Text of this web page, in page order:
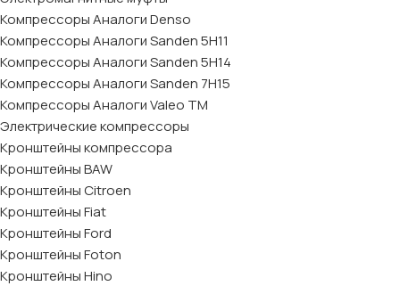
Компрессоры Аналоги Denso
Компрессоры Аналоги Sanden 5H11
Компрессоры Аналоги Sanden 5H14
Компрессоры Аналоги Sanden 7H15
Компрессоры Аналоги Valeo ТМ
Электрические компрессоры
Кронштейны компрессора
Кронштейны BAW
Кронштейны Citroen
Кронштейны Fiat
Кронштейны Ford
Кронштейны Foton
Кронштейны Hino